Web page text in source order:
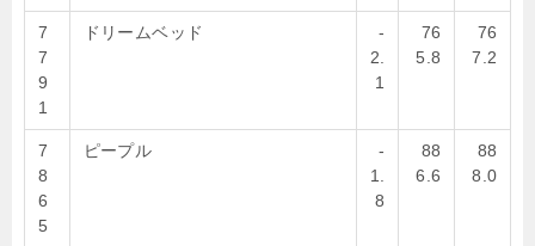
7
7
9
1
ドリームベッド
-
2.
1
76
5.8
76
7.2
7
8
6
5
ピープル
-
1.
8
88
6.6
88
8.0